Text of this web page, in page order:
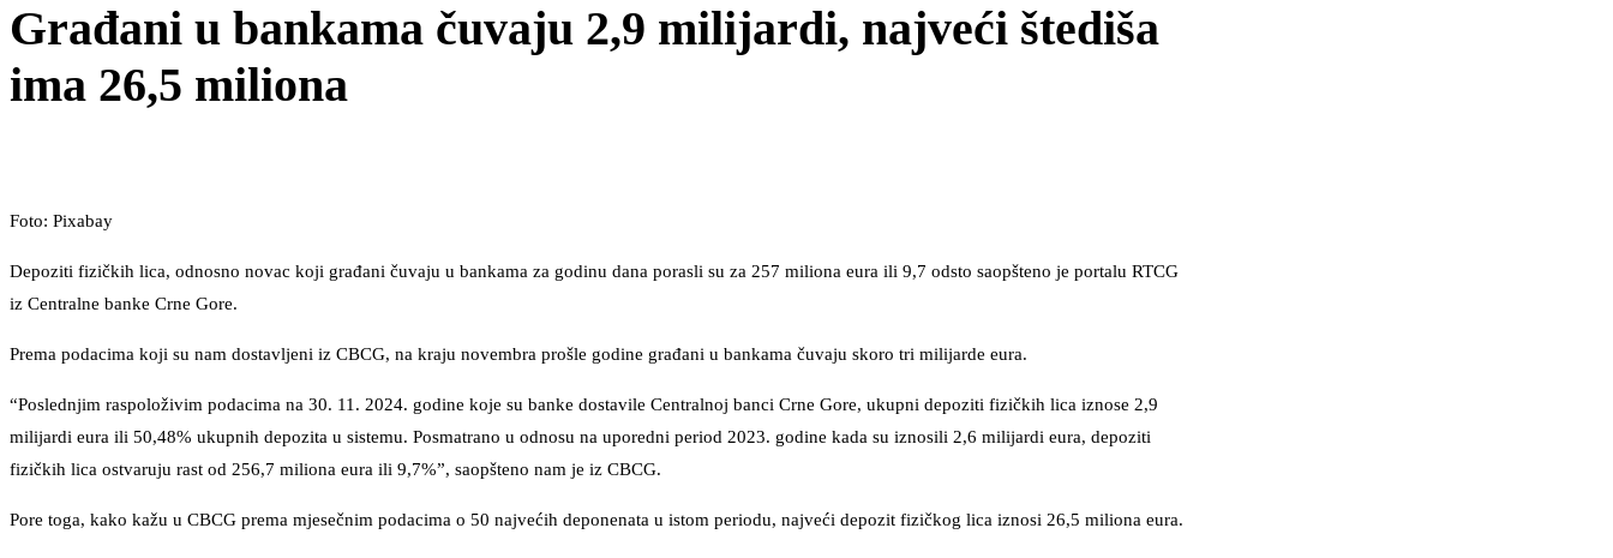
Građani u bankama čuvaju 2,9 milijardi, najveći štediša
ima 26,5 miliona
Foto: Pixabay
Depoziti fizičkih lica, odnosno novac koji građani čuvaju u bankama za godinu dana porasli su za 257 miliona eura ili 9,7 odsto saopšteno je portalu RTCG
iz Centralne banke Crne Gore.
Prema podacima koji su nam dostavljeni iz CBCG, na kraju novembra prošle godine građani u bankama čuvaju skoro tri milijarde eura.
“Poslednjim raspoloživim podacima na 30. 11. 2024. godine koje su banke dostavile Centralnoj banci Crne Gore, ukupni depoziti fizičkih lica iznose 2,9
milijardi eura ili 50,48% ukupnih depozita u sistemu. Posmatrano u odnosu na uporedni period 2023. godine kada su iznosili 2,6 milijardi eura, depoziti
fizičkih lica ostvaruju rast od 256,7 miliona eura ili 9,7%”, saopšteno nam je iz CBCG.
Pore toga, kako kažu u CBCG prema mjesečnim podacima o 50 najvećih deponenata u istom periodu, najveći depozit fizičkog lica iznosi 26,5 miliona eura.